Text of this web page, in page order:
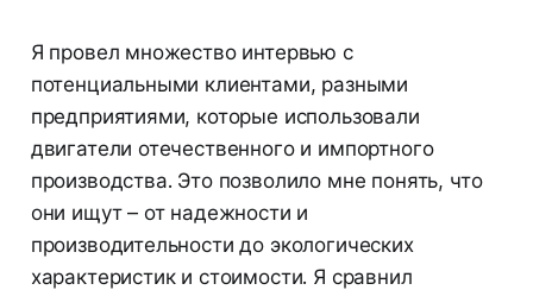
Я провел множество интервью с
потенциальными клиентами, разными
предприятиями, которые использовали
двигатели отечественного и импортного
производства. Это позволило мне понять, что
они ищут – от надежности и
производительности до экологических
характеристик и стоимости. Я сравнил